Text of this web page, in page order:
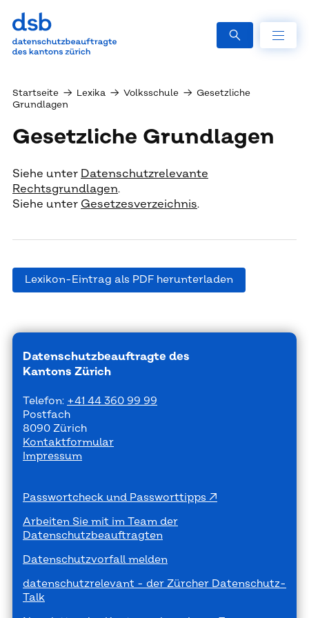
Startseite → Lexika → Volksschule → Gesetzliche
Grundlagen
Gesetzliche Grundlagen
Siehe unter Datenschutzrelevante
Rechtsgrundlagen.
Siehe unter Gesetzesverzeichnis.
Lexikon-Eintrag als PDF herunterladen
Datenschutzbeauftragte des
Kantons Zürich
Telefon: +41 44 360 99 99
Postfach
8090 Zürich
Kontaktformular
Impressum
Passwortcheck und Passworttipps
Arbeiten Sie mit im Team der
Datenschutzbeauftragten
Datenschutzvorfall melden
datenschutzrelevant - der Zürcher Datenschutz-
Talk